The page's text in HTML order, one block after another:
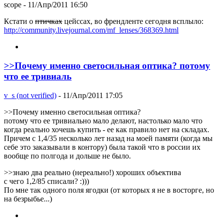
scope - 11/Апр/2011 16:50
Кстати о птичках цейссах, во френдленте сегодня всплыло:
http://community.livejournal.com/mf_lenses/368369.html
>>Почему именно светосильная оптика? потому
что ее тривиаль
v_s (not verified) - 11/Апр/2011 17:05
>>Почему именно светосильная оптика?
потому что ее тривиально мало делают, настолько мало что
когда реально хочешь купить - ее как правило нет на складах.
Причем с 1,4/35 несколько лет назад на моей памяти (когда мы
себе это заказывали в контору) была такой что в россии их
вообще по полгода и дольше не было.
>>знаю два реально (нереально!) хороших объектива
с чего 1,2/85 списали? :)))
По мне так одного поля ягодки (от которых я не в восторге, но
на безрыбье...)